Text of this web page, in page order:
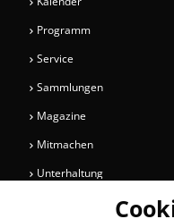
Programm
Service
Sammlungen
Magazine
Mitmachen
Unterhaltung